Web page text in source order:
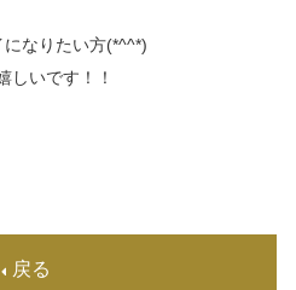
なりたい方(*^^*)
しいです！！
戻る